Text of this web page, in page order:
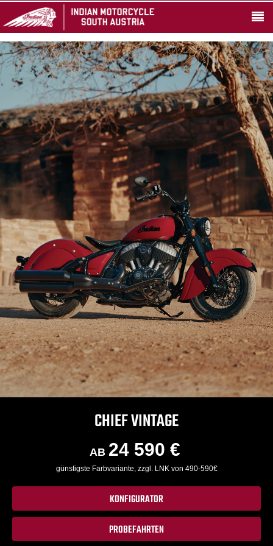
CHIEF VINTAGE
AB 24 590 €
günstigste Farbvariante, zzgl. LNK von 490-590€
KONFIGURATOR
PROBEFAHRTEN